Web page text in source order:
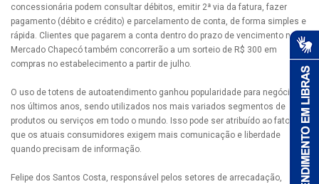
concessionária podem consultar débitos, emitir 2ª via da fatura, fazer
pagamento (débito e crédito) e parcelamento de conta, de forma simples e
rápida. Clientes que pagarem a conta dentro do prazo de vencimento no
Mercado Chapecó também concorrerão a um sorteio de R$ 300 em
compras no estabelecimento a partir de julho.
O uso de totens de autoatendimento ganhou popularidade para negócios
nos últimos anos, sendo utilizados nos mais variados segmentos de
produtos ou serviços em todo o mundo. Isso pode ser atribuído ao fato de
que os atuais consumidores exigem mais comunicação e liberdade
quando precisam de informação.
Felipe dos Santos Costa, responsável pelos setores de arrecadação,